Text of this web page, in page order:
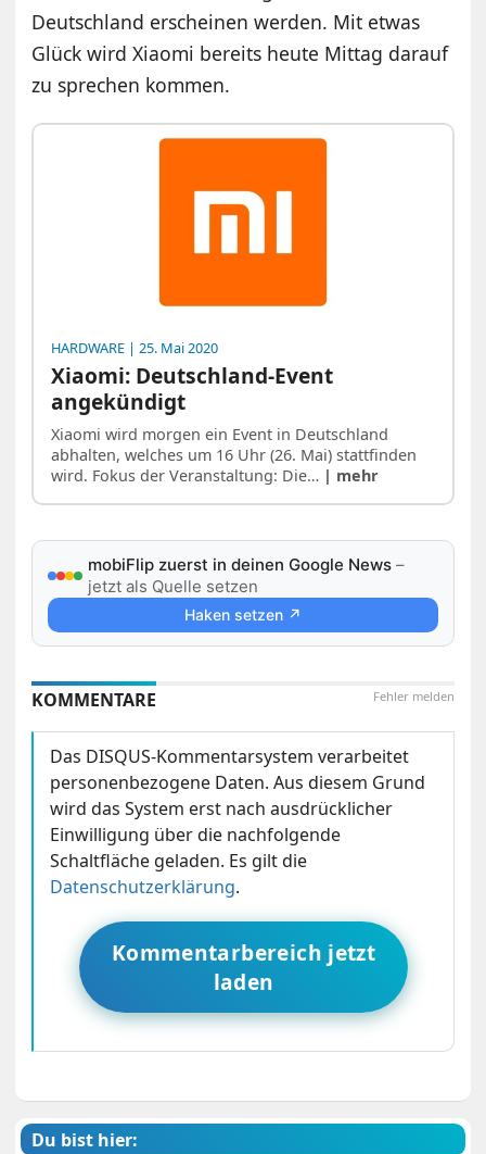
Deutschland erscheinen werden. Mit etwas
Glück wird Xiaomi bereits heute Mittag darauf
zu sprechen kommen.
HARDWARE | 25. Mai 2020
Xiaomi: Deutschland-Event
angekündigt
Xiaomi wird morgen ein Event in Deutschland
abhalten, welches um 16 Uhr (26. Mai) stattfinden
wird. Fokus der Veranstaltung: Die… | mehr
mobiFlip zuerst in deinen Google News –
jetzt als Quelle setzen
Haken setzen ↗
Fehler melden
KOMMENTARE
Das DISQUS-Kommentarsystem verarbeitet
personenbezogene Daten. Aus diesem Grund
wird das System erst nach ausdrücklicher
Einwilligung über die nachfolgende
Schaltfläche geladen. Es gilt die
Datenschutzerklärung.
Kommentarbereich jetzt
laden
Du bist hier: